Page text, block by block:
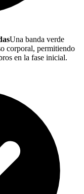
Una banda verde
corporal, permitiendo
en la fase inicial.